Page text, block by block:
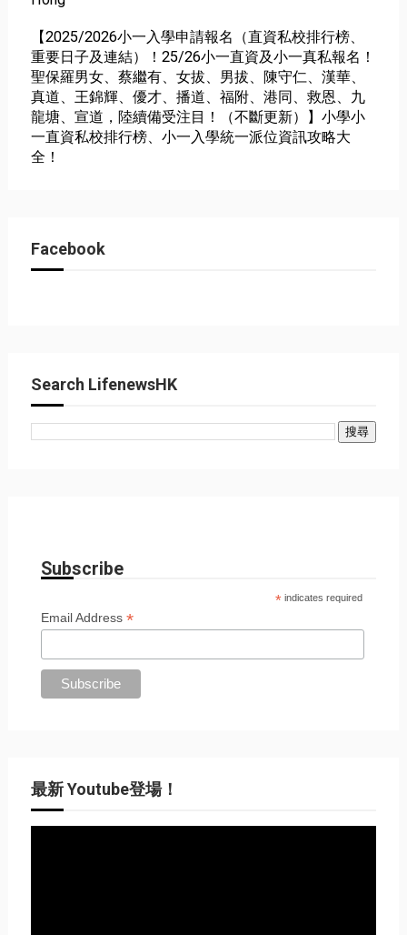
【2025/2026小一入學申請報名（直資私校排行榜、
重要日子及連結）！25/26小一直資及小一真私報名！
聖保羅男女、蔡繼有、女拔、男拔、陳守仁、漢華、
真道、王錦輝、優才、播道、福附、港同、救恩、九
龍塘、宣道，陸續備受注目！（不斷更新）】小學小
一直資私校排行榜、小一入學統一派位資訊攻略大
全！
Facebook
Search LifenewsHK
Subscribe
* indicates required
Email Address*
最新 Youtube登場！